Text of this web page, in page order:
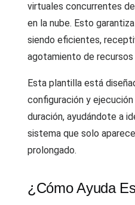
virtuales concurrentes
en la nube. Esto
siendo eficientes,
agotamiento de
Esta plantilla está
configuración y
duración, ayudándote a
sistema que solo
prolongado.
¿Cómo Ayuda